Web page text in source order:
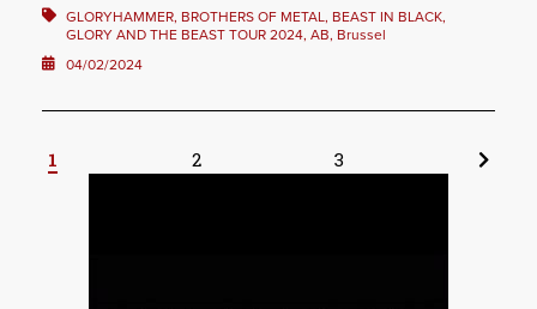
GLORYHAMMER, BROTHERS OF METAL, BEAST IN BLACK,
GLORY AND THE BEAST TOUR 2024, AB, Brussel
04/02/2024
1 2 3